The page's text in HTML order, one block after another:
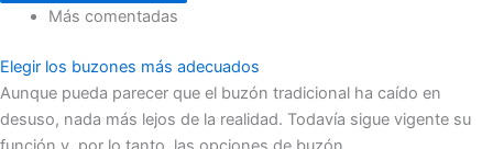
Más comentadas
Elegir los buzones más adecuados
Aunque pueda parecer que el buzón tradicional ha caído en
desuso, nada más lejos de la realidad. Todavía sigue vigente su